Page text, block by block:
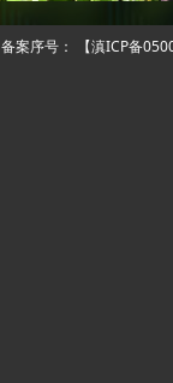
案序号： 【滇ICP备